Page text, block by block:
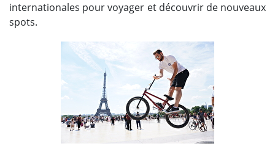
internationales pour voyager et découvrir de nouveaux
spots.